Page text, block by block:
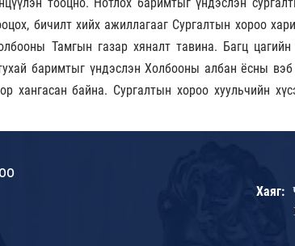
бичилт хийх ажиллагааг Сургалтын хороо
Тамгын газар хяналт тавина. Багц цагийн
баримтыг үндэслэн Холбооны албан ёсны
хангасан байна. Сургалтын хороо хуульчийн
Хаяг: